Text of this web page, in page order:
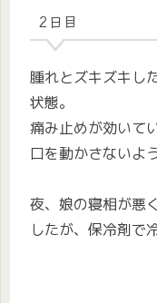
2日目
腫れとズキズキし
状態。
痛み止めが効いて
口を動かさないよ
夜、娘の寝相が悪
したが、保冷剤で